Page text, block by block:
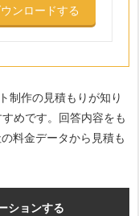
ンロードする
制作の見積もりが知り
めです。回答内容をも
料金データから見積も
ションする